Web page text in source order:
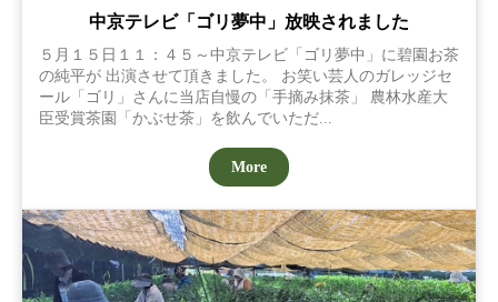
中京テレビ「ゴリ夢中」放映されました
５月１５日１１：４５～中京テレビ「ゴリ夢中」に碧園お茶
の純平が 出演させて頂きました。 お笑い芸人のガレッジセ
ール「ゴリ」さんに当店自慢の「手摘み抹茶」 農林水産大
臣受賞茶園「かぶせ茶」を飲んでいただ...
More